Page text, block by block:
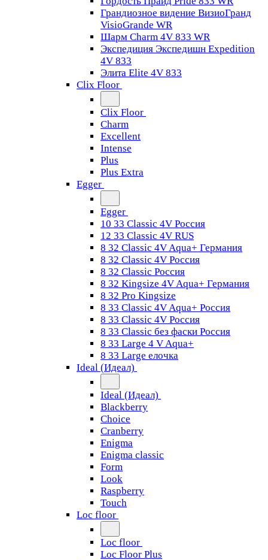
Грандиозное видение ВизиоГранд
VisioGrande WR
Шарм Charm 4V 833 WR
Экспедиция Экспедишн Expedition
4V 833
Элита Elite 4V 833
Clix Floor
Clix Floor
Charm
Excellent
Intense
Plus
Plus Extra
Egger
Egger
10 33 Classic 4V Россия
12 33 Classic 4V RUS
8 32 Classic 4V Aqua+ Германия
8 32 Classic 4V Россия
8 32 Classic Россия
8 32 Kingsize 4V Aqua+ Германия
8 32 Pro Kingsize
8 33 Classic 4V Aqua+ Россия
8 33 Classic 4V Россия
8 33 Classic без фаски Россия
8 33 Large 4 V Aqua+
8 33 Large елочка
Ideal (Идеал)
Ideal (Идеал)
Blackberry
Choice
Cranberry
Enigma
Enigma classic
Form
Look
Raspberry
Touch
Loc floor
Loc floor
Loc Floor Plus